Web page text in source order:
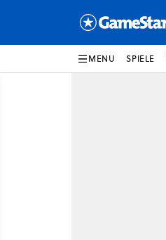
MENU SPIELE